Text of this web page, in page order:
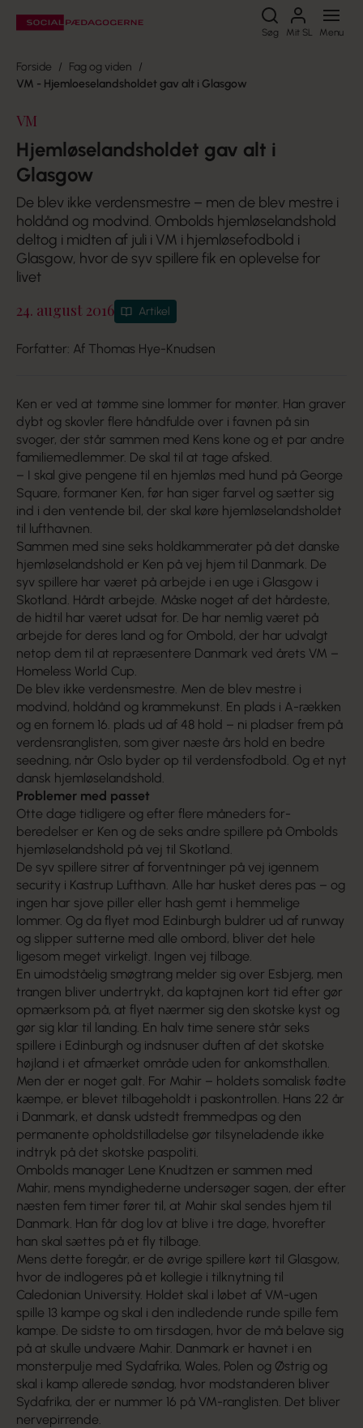
Søg Mit SL Menu
Søg
Forside
Fag og viden
VM - Hjemloeselandsholdet gav alt i Glasgow
VM
Hjemløselandsholdet gav alt i
Glasgow
De blev ikke verdensmestre – men de blev mestre i
holdånd og modvind. Ombolds hjemløselandshold
deltog i midten af juli i VM i hjemløsefodbold i
Glasgow, hvor de syv spillere fik en oplevelse for
livet
24. august 2016 Artikel
Forfatter: Af Thomas Hye-Knudsen
Ken er ved at tømme sine lommer for mønter. Han graver
dybt og skovler flere håndfulde over i favnen på sin
svoger, der står sammen med Kens kone og et par andre
familiemedlem­mer. De skal til at tage afsked.
– I skal give pengene til en hjemløs med hund på George
Square, formaner Ken, før han siger farvel og sætter sig
ind i den ventende bil, der skal køre hjemløselandsholdet
til lufthavnen.
Sammen med sine seks holdkammerater på det danske
hjemløselandshold er Ken på vej hjem til Danmark. De
syv spillere har været på arbejde i en uge i Glasgow i
Skotland. Hårdt arbejde. Måske noget af det hårdeste,
de hidtil har været udsat for. De har nemlig været på
arbejde for deres land og for Ombold, der har udvalgt
netop dem til at repræsentere Danmark ved årets VM –
Homeless World Cup.
De blev ikke verdensmestre. Men de blev mestre i
modvind, holdånd og krammekunst. En plads i A-rækken
og en fornem 16. plads ud af 48 hold – ni pladser frem på
verdensranglisten, som giver næste års hold en bedre
seedning, når Oslo byder op til verdensfodbold. Og et nyt
dansk hjemløselandshold.
Problemer med passet
Otte dage tidligere og efter flere måneders for­
beredelser er Ken og de seks andre spillere på Ombolds
hjemløselandshold på vej til Skotland.
De syv spillere sitrer af forventninger på vej igen­nem
security i Kastrup Lufthavn. Alle har husket deres pas – og
ingen har sjove piller eller hash gemt i hemmelige
lommer. Og da flyet mod Edin­burgh buldrer ud af runway
og slipper sutterne med alle ombord, bliver det hele
ligesom meget virkeligt. Ingen vej tilbage.
En uimodståelig smøgtrang melder sig over Esbjerg, men
trangen bliver undertrykt, da kaptaj­nen kort tid efter gør
opmærksom på, at flyet nær­mer sig den skotske kyst og
gør sig klar til landing. En halv time senere står seks
spillere i Edinburgh og indsnuser duften af det skotske
højland i et afmærket område uden for ankomsthallen.
Men der er noget galt. For Mahir – holdets somalisk fødte
kæmpe, er blevet tilbageholdt i paskontrollen. Hans 22 år
i Danmark, et dansk udstedt fremmedpas og den
permanente op­holdstilladelse gør tilsyneladende ikke
indtryk på det skotske paspoliti.
Ombolds manager Lene Knudtzen er sammen med
Mahir, mens myndighederne undersøger sagen, der efter
næsten fem timer fører til, at Mahir skal sendes hjem til
Danmark. Han får dog lov at blive i tre dage, hvorefter
han skal sættes på et fly tilbage.
Mens dette foregår, er de øvrige spillere kørt til Glasgow,
hvor de indlogeres på et kollegie i tilknytning til
Caledonian University. Holdet skal i løbet af VM-ugen
spille 13 kampe og skal i den indledende runde spille fem
kampe. De sidste to om tirsdagen, hvor de må belave sig
på at skulle undvære Mahir. Danmark er havnet i en
monster­pulje med Sydafrika, Wales, Polen og Østrig og
skal i kamp allerede søndag, hvor modstanderen bliver
Sydafrika, der er nummer 16 på VM-ranglisten. Det bliver
nervepirrende.